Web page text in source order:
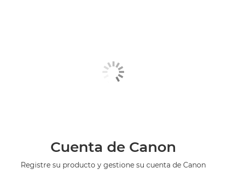
Cuenta de Canon
Registre su producto y gestione su cuenta de Canon